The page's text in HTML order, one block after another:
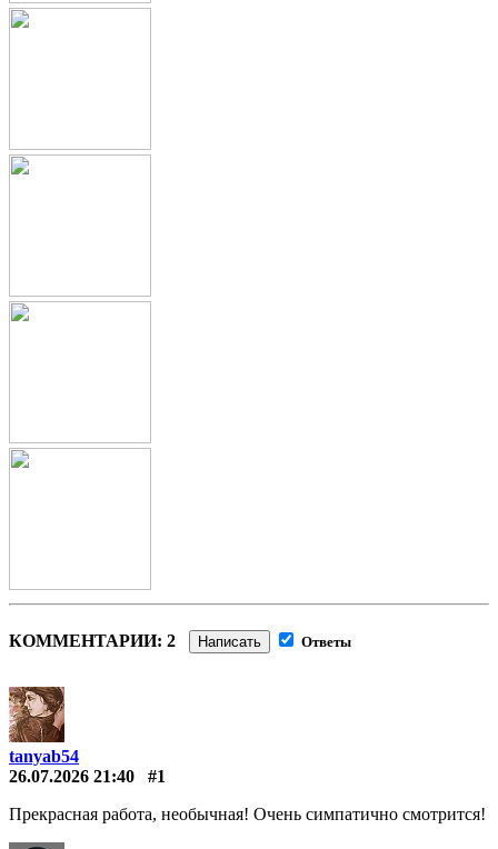
КОММЕНТАРИИ: 2 Написать Ответы
tanyab54
26.07.2026 21:40
#1
Прекрасная работа, необычная! Очень симпатично смотрится!